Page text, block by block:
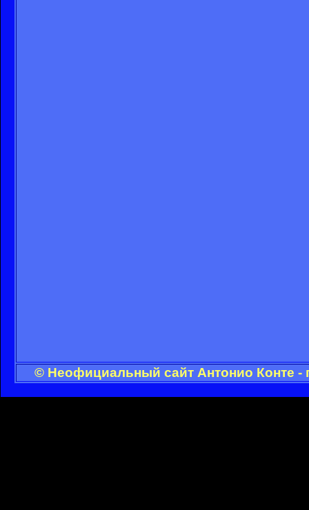
© Неофициальный сайт Антонио Конте -